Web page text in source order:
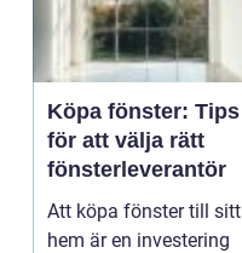
Köpa fönster: Tips
för att välja rätt
fönsterleverantör
Att köpa fönster till sitt
hem är en investering